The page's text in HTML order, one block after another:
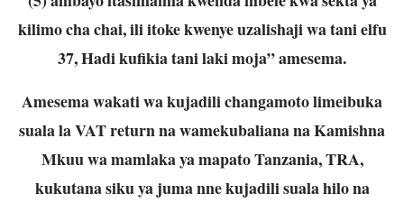
kilimo cha chai, ili itoke kwenye uzalishaji wa tani elfu
37, Hadi kufikia tani laki moja” amesema.
Amesema wakati wa kujadili changamoto limeibuka
suala la VAT return na wamekubaliana na Kamishna
Mkuu wa mamlaka ya mapato Tanzania, TRA,
kukutana siku ya juma nne kujadili suala hilo na